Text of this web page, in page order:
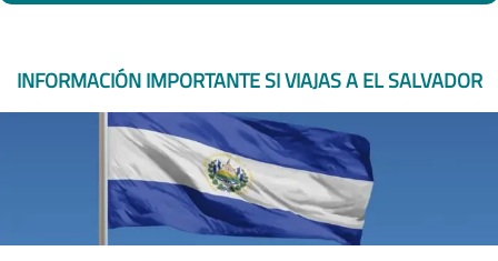
INFORMACIÓN IMPORTANTE SI VIAJAS A EL SALVADOR